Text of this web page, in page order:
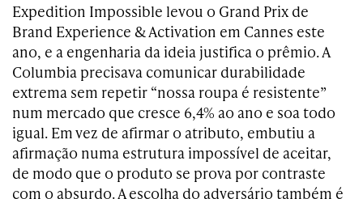
Expedition Impossible levou o Grand Prix de
Brand Experience & Activation em Cannes este
ano, e a engenharia da ideia justifica o prêmio. A
Columbia precisava comunicar durabilidade
extrema sem repetir “nossa roupa é resistente”
num mercado que cresce 6,4% ao ano e soa todo
igual. Em vez de afirmar o atributo, embutiu a
afirmação numa estrutura impossível de aceitar,
de modo que o produto se prova por contraste
com o absurdo. A escolha do adversário também é